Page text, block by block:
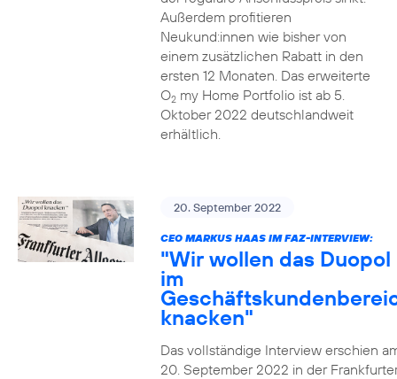
Außerdem profitieren
Neukund:innen wie bisher von
einem zusätzlichen Rabatt in den
ersten 12 Monaten. Das erweiterte
O2my Home Portfolio ist ab 5.
Oktober 2022 deutschlandweit
erhältlich.
20. September 2022
CEO MARKUS HAAS IM FAZ-INTERVIEW:
"Wir wollen das Duopol
im
knacken"
Das vollständige Interview erschien
20. September 2022 in der